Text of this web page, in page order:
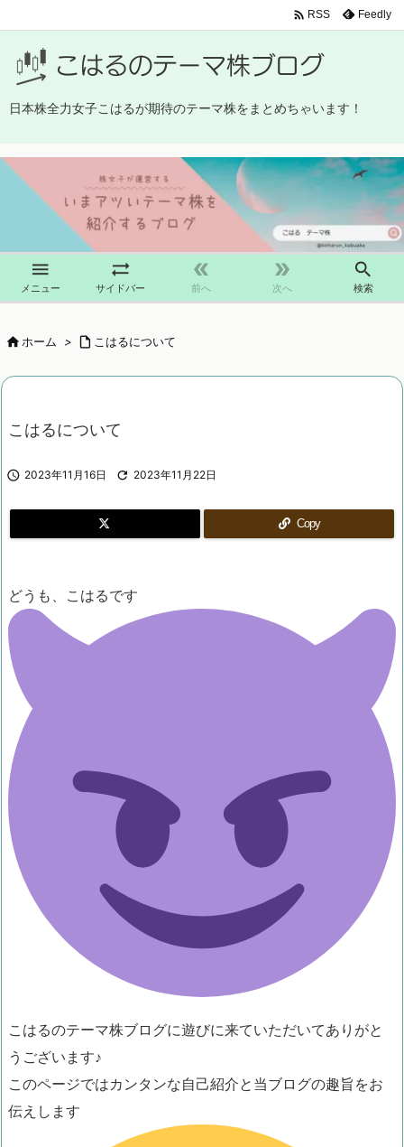
日本株全力女子こはるが期待のテーマ株をまとめちゃいます！

メニュー

サイドバー

前へ

次へ

検索
 RSS Feedly
ホーム >  こはるについて
こはるについて
 2023年11月16日  2023年11月22日
Copy
どうも、こはるです
こはるのテーマ株ブログに遊びに来ていただいてありがと
うございます♪
このページではカンタンな自己紹介と当ブログの趣旨をお
伝えします